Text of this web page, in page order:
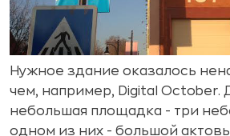
Нужное здание оказалось
чем, например, Digital October.
небольшая площадка - три
одном из них - большой